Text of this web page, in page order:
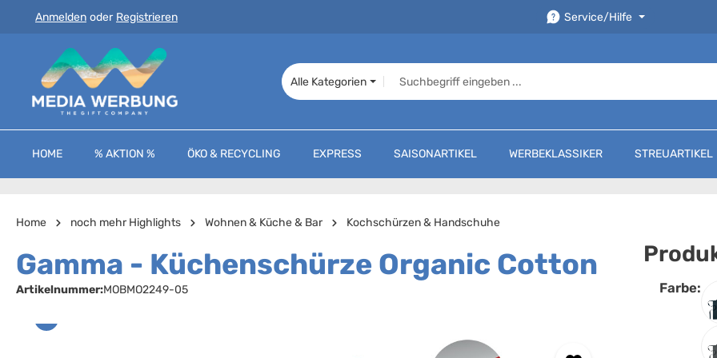
Hauptinhalt springen
Zur Suche springen
Zur Hauptnavigation springen
Anmelden oder Registrieren Service/Hilfe
Alle Kategorien
HOME % AKTION % ÖKO & RECYCLING EXPRESS SAISONARTIKEL WERBEKLASSIKER STREUARTIKEL
Home noch mehr Highlights Wohnen & Küche & Bar Kochschürzen & Handschuhe
Gamma - Küchenschürze Organic Cotton
Artikelnummer:MOBMO2249-05
Bildergalerie überspringen
Farbe: